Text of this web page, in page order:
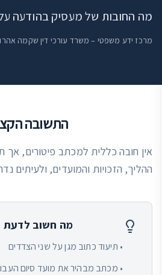
מה החובות של מעסיק בהודעה על
מרכז ידע משפטי – משרד עורכי דין שקמה
התשובה
אין חובה כללית למכתב פיטורים, אך
ההליך, הזכויות והמועדים, ולעיתים
מה חשוב לדעת
• תיעוד כתוב מגן על שני הצדדים
• מכתב מבהיר את מועד סיום